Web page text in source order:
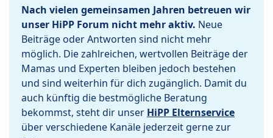
Nach vielen gemeinsamen Jahren betreuen wir
unser HiPP Forum nicht mehr aktiv. Neue
Beiträge oder Antworten sind nicht mehr
möglich. Die zahlreichen, wertvollen Beiträge der
Mamas und Experten bleiben jedoch bestehen
und sind weiterhin für dich zugänglich. Damit du
auch künftig die bestmögliche Beratung
bekommst, steht dir unser HiPP Elternservice
über verschiedene Kanäle jederzeit gerne zur